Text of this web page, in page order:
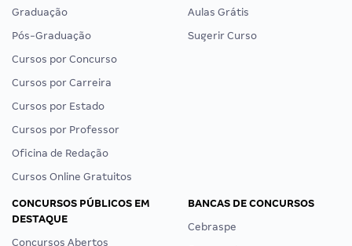
Graduação
Pós-Graduação
Cursos por Concurso
Cursos por Carreira
Cursos por Estado
Cursos por Professor
Oficina de Redação
Cursos Online Gratuitos
Aulas Grátis
Sugerir Curso
CONCURSOS PÚBLICOS EM
DESTAQUE
Concursos Abertos
BANCAS DE CONCURSOS
Cebraspe